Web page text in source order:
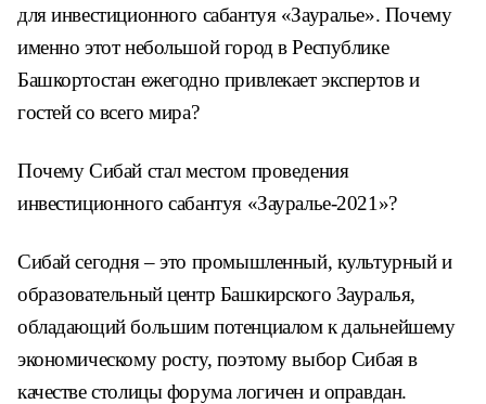
для инвестиционного сабантуя «Зауралье». Почему
именно этот небольшой город в Республике
Башкортостан ежегодно привлекает экспертов и
гостей со всего мира?
Почему Сибай стал местом проведения
инвестиционного сабантуя «Зауралье-2021»?
Сибай сегодня – это промышленный, культурный и
образовательный центр Башкирского Зауралья,
обладающий большим потенциалом к дальнейшему
экономическому росту, поэтому выбор Сибая в
качестве столицы форума логичен и оправдан.